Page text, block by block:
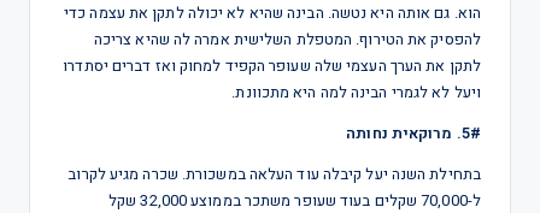
הוא. גם אותה היא נטשה. הבינה שהיא לא יכולה לתקן את עצמה כדי
להפסיק את הטירוף. המטפלת השלישית אמרה לה שהיא צריכה
לתקן את הערך העצמי שלה שעופר הקפיד למחוק ואז דברים יסתדרו
ויעל לא לגמרי הבינה למה היא מתכוונת.
5#. מרוקאית נחותה
בתחילת השנה יעל קיבלה עוד העלאה במשכורת. שכרה מגיע לקרוב
ל-70,000 שקלים בעוד שעופר משתכר בממוצע 32,000 שקל